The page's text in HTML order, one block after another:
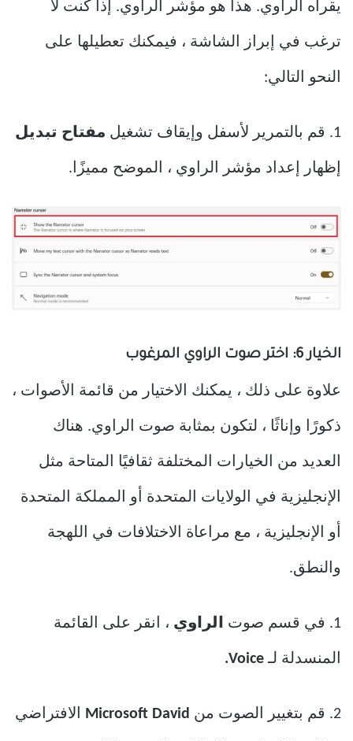
يقرأه الراوي. هذا هو مؤشر الراوي. إذا كنت لا
ترغب في إبراز الشاشة ، فيمكنك تعطيلها على
النحو التالي:
1. قم بالتمرير لأسفل وإيقاف تشغيل مفتاح تبديل
إظهار إعداد مؤشر الراوي ، الموضح مميزًا.
الخيار 6: اختر صوت الراوي المرغوب
علاوة على ذلك ، يمكنك الاختيار من قائمة الأصوات ،
ذكورًا وإناثًا ، لتكون بمثابة صوت الراوي. هناك
العديد من الخيارات المختلفة ثقافيًا المتاحة مثل
الإنجليزية في الولايات المتحدة أو المملكة المتحدة
أو الإنجليزية ، مع مراعاة الاختلافات في اللهجة
والنطق.
1. في قسم صوت الراوي ، انقر على القائمة
المنسدلة لـ Voice.
2. قم بتغيير الصوت من الافتراضي